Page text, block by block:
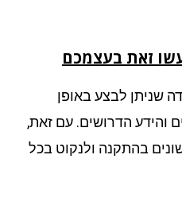
בעצמכם
לבצע באופן
הדרושים. עם זאת,
ולנקוט בכל